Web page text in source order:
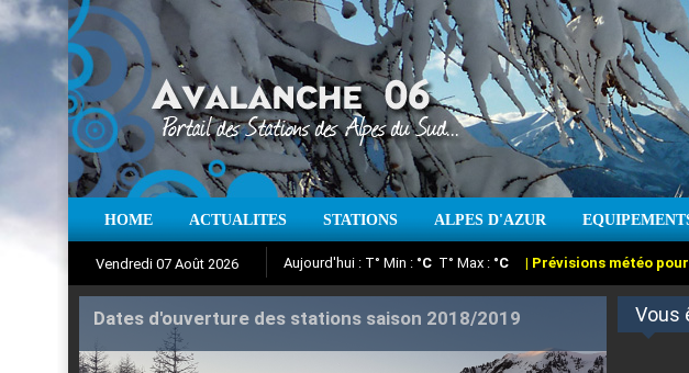
HOME ACTUALITES STATIONS ALPES D'AZUR
Vendredi 07 Août 2026
Aujourd'hui : T° Min :°CT° Max : °C Prévisions météo pour
Iso à 0° :mNeige sur 12 heures :cmVent :
Vous